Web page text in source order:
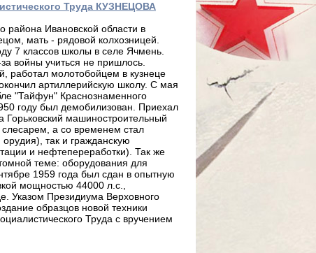
Труда КУЗНЕЦОВА
района Ивановской области в
мать - рядовой колхозницей.
7 классов школы в селе Ячмень.
войны учиться не пришлось.
работал молотобойцем в кузнеце
артиллерийскую школу. С мая
"Тайфун" Краснознаменного
году был демобилизован. Приехал
Горьковский машиностроительный
а со временем стал
так и гражданскую
и нефтепереработки). Так же
теме: оборудования для
1959 года был сдан в опытную
мощностью 44000 л.с.,
Указом Президиума Верховного
образцов новой техники
Труда с вручением